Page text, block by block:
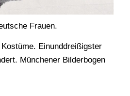
Frauen.
Einunddreißigster
Münchener Bilderbogen